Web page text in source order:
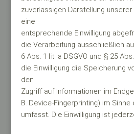
zuverlässigen Darstellung
eine
entsprechende Einwilligung
die Verarbeitung ausschließlich
6 Abs. 1 lit. a DSGVO und § 25
die Einwilligung die Speicherung
den
Zugriff auf Informationen im
B. Device-Fingerprinting) im Sinne
umfasst. Die Einwilligung ist